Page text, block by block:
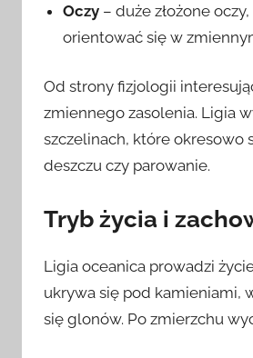
Oczy – duże złożone
orientować się w
Od strony fizjologii
zmiennego zasolenia. Ligia
szczelinach, które okresowo
deszczu czy parowanie.
Tryb życia i
Ligia oceanica prowadzi
ukrywa się pod kamieniami,
się glonów. Po zmierzchu